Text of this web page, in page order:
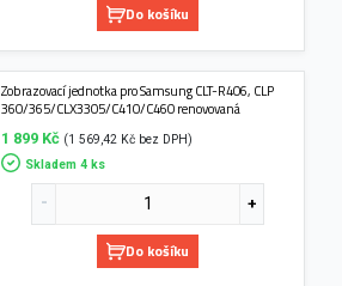
Do košíku
Zobrazovací jednotka pro Samsung CLT-R406, CLP
360/365/CLX3305/C410/C460 renovovaná
1 899 Kč (1 569,42 Kč bez DPH)
Skladem 4 ks
Do košíku